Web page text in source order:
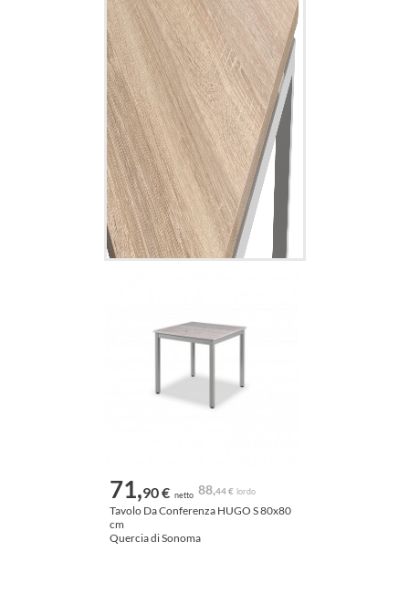
71,90 € netto 88,44 € lordo
Tavolo Da Conferenza HUGO S 80x80
cm
Quercia di Sonoma